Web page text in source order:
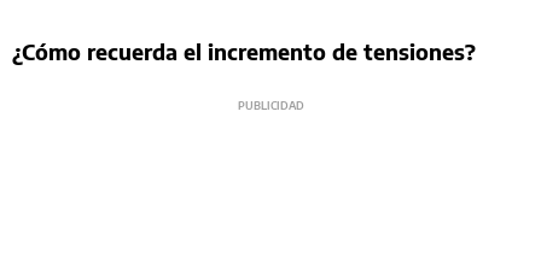
¿Cómo recuerda el incremento de tensiones?